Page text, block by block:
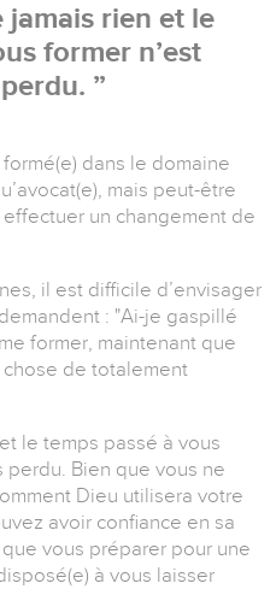
jamais rien et le
former n’est
dans le domaine
mais peut-être
un changement de
il est difficile d’envisager
: "Ai-je gaspillé
former, maintenant que
de totalement
le temps passé à vous
perdu. Bien que vous ne
Dieu utilisera votre
avoir confiance en sa
vous préparer pour une
à vous laisser